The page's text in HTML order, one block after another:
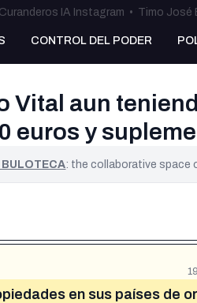
Curanderos IA Instagram • Timo José
CONTROL DEL PODER
Vital aun
euros y
BULOTECA: the collaborative space
en sus países de